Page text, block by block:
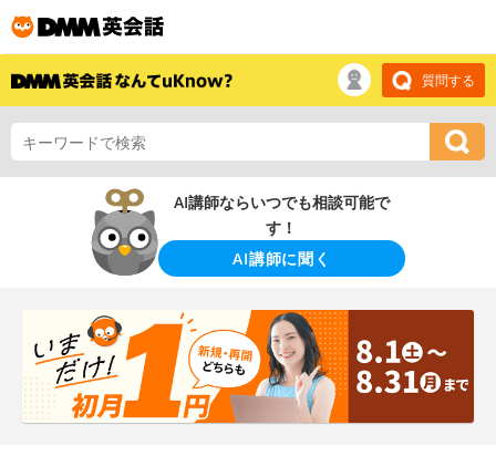
質問する
AI講師ならいつでも相談可能で
す！
AI講師に聞く